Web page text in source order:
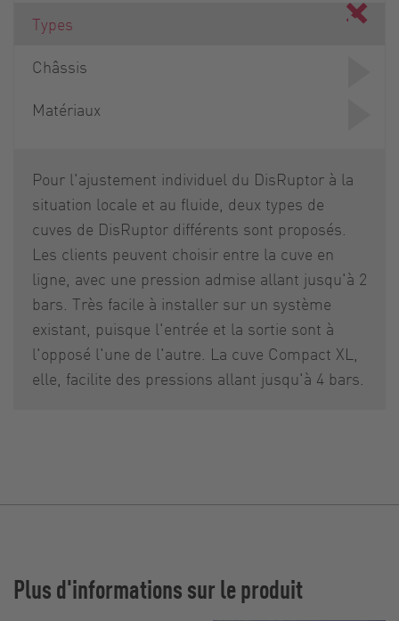
Types
Châssis
Matériaux
Pour l'ajustement individuel du DisRuptor à la
situation locale et au fluide, deux types de
cuves de DisRuptor différents sont proposés.
Les clients peuvent choisir entre la cuve en
ligne, avec une pression admise allant jusqu'à 2
bars. Très facile à installer sur un système
existant, puisque l'entrée et la sortie sont à
l'opposé l'une de l'autre. La cuve Compact XL,
elle, facilite des pressions allant jusqu'à 4 bars.
Plus d'informations sur le produit